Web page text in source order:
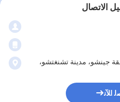
الاتصال
جينشو، مدينة تشنغتشو،
ﺍﻶﻧ